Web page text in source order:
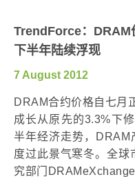
TrendForce：DRAM
下半年陆续浮现
7 August 2012
DRAM合约价格自七月
成长从原先的3.3%下
半年经济走势，DRAM
度过此景气寒冬。全
究部门